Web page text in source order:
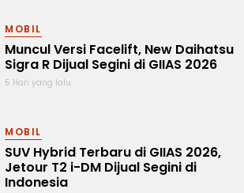
MOBIL
Muncul Versi Facelift, New Daihatsu
Sigra R Dijual Segini di GIIAS 2026
5 Hari yang lalu
MOBIL
SUV Hybrid Terbaru di GIIAS 2026,
Jetour T2 i-DM Dijual Segini di
Indonesia